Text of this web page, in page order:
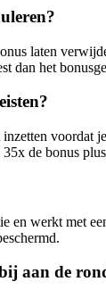
laten
dan het
voordat
de bonus
en werkt met
aan de